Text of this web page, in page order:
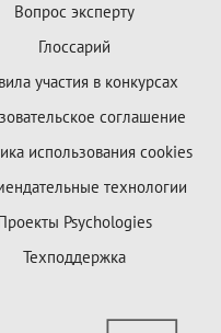
Вопрос эксперту
Глоссарий
участия в конкурсах
соглашение
использования cookies
технологии
Psychologies
Техподдержка